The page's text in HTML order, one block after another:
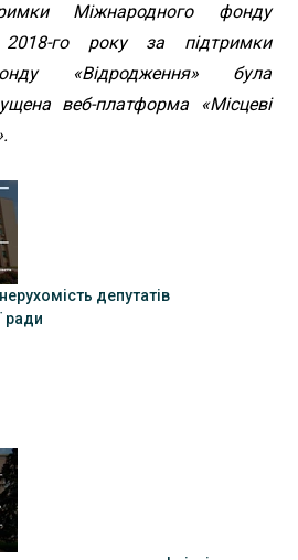
Міжнародного фонду
2018-го року за підтримки
«Відродження» була
веб-платформа «Місцеві
депутатів
ради